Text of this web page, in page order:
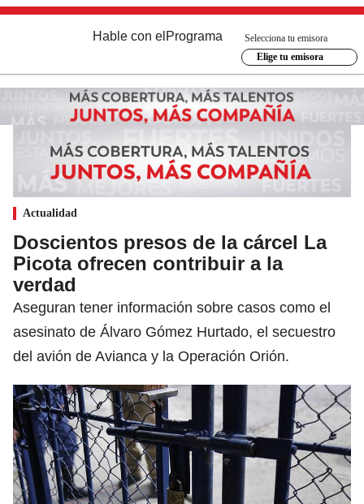
Hable con el Programa
Selecciona tu emisora
Elige tu emisora
Actualidad
Doscientos presos de la cárcel La
Picota ofrecen contribuir a la
verdad
Aseguran tener información sobre casos como el
asesinato de Álvaro Gómez Hurtado, el secuestro
del avión de Avianca y la Operación Orión.